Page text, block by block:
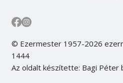
© Ezermester 1957-2026
1444
Az oldalt készítette: Bagi Péter